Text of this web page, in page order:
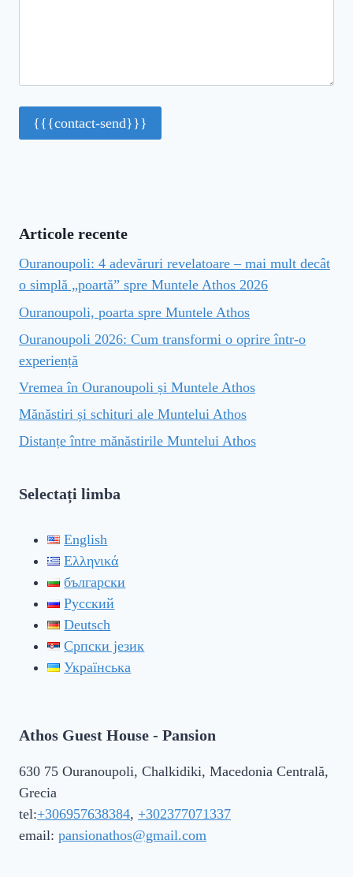
Articole recente
Ouranoupoli: 4 adevăruri revelatoare – mai mult decât
o simplă „poartă” spre Muntele Athos 2026
Ouranoupoli, poarta spre Muntele Athos
Ouranoupoli 2026: Cum transformi o oprire într-o
experiență
Vremea în Ouranoupoli și Muntele Athos
Mănăstiri și schituri ale Muntelui Athos
Distanțe între mănăstirile Muntelui Athos
Selectați limba
English
Ελληνικά
български
Русский
Deutsch
Српски језик
Українська
Athos Guest House - Pansion
630 75 Ouranoupoli, Chalkidiki, Macedonia Centrală,
Grecia
tel:+306957638384, +302377071337
email: pansionathos@gmail.com